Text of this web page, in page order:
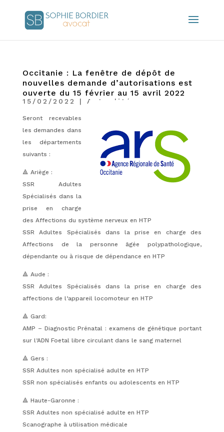
Occitanie : La fenêtre de dépôt de
nouvelles demande d’autorisations est
ouverte du 15 février au 15 avril 2022
15/02/2022 | Actualités
Seront recevables
les demandes dans
les départements
suivants :
🔺 Ariège :
SSR Adultes
Spécialisés dans la
prise en charge
des Affections du système nerveux en HTP
SSR Adultes Spécialisés dans la prise en charge des
Affections de la personne âgée polypathologique,
dépendante ou à risque de dépendance en HTP
🔺 Aude :
SSR Adultes Spécialisés dans la prise en charge des
affections de l’appareil locomoteur en HTP
🔺 Gard:
AMP – Diagnostic Prénatal : examens de génétique portant
sur l’ADN Foetal libre circulant dans le sang maternel
🔺 Gers :
SSR Adultes non spécialisé adulte en HTP
SSR non spécialisés enfants ou adolescents en HTP
🔺 Haute-Garonne :
SSR Adultes non spécialisé adulte en HTP
Scanographe à utilisation médicale